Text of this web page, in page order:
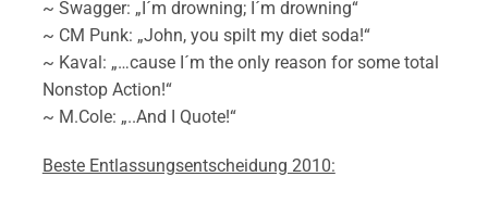
~ Swagger: „I´m drowning; I´m drowning“
~ CM Punk: „John, you spilt my diet soda!“
~ Kaval: „…cause I´m the only reason for some total
Nonstop Action!“
~ M.Cole: „..And I Quote!“
Beste Entlassungsentscheidung 2010: